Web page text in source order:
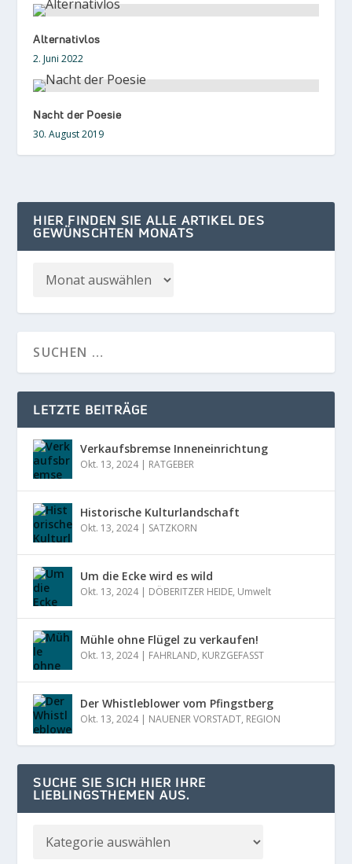
Alternativlos
2. Juni 2022
Nacht der Poesie
30. August 2019
HIER FINDEN SIE ALLE ARTIKEL DES
GEWÜNSCHTEN MONATS
LETZTE BEITRÄGE
Verkaufsbremse Inneneinrichtung
Okt. 13, 2024| RATGEBER
Historische Kulturlandschaft
Okt. 13, 2024| SATZKORN
Um die Ecke wird es wild
Okt. 13, 2024| DÖBERITZER HEIDE, Umwelt
Mühle ohne Flügel zu verkaufen!
Okt. 13, 2024| FAHRLAND, KURZGEFASST
Der Whistleblower vom Pfingstberg
Okt. 13, 2024| NAUENER VORSTADT, REGION
SUCHE SIE SICH HIER IHRE
LIEBLINGSTHEMEN AUS.